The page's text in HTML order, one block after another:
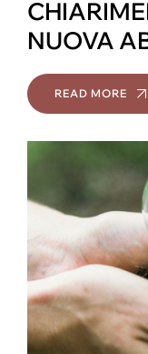
NUOVA
READ MORE